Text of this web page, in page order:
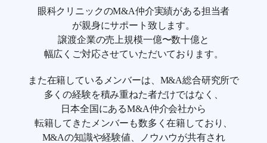
眼科クリニックのM&A仲介実績がある担当者
が親身にサポート致します。
譲渡企業の売上規模一億〜数十億と
幅広くご対応させていただいております。
また在籍しているメンバーは、M&A総合研究所で
多くの経験を積み重ねた者だけではなく、
日本全国にあるM&A仲介会社から
転籍してきたメンバーも数多く在籍しており、
M&Aの知識や経験値、ノウハウが共有され